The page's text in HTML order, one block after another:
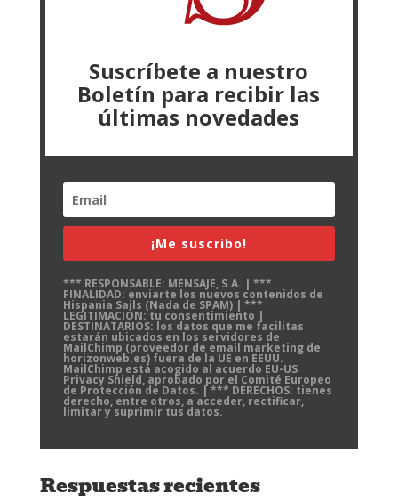
Suscríbete a nuestro
Boletín para recibir las
últimas novedades
¡Me suscribo!
*** RESPONSABLE: MENSAJE, S.A. | ***
FINALIDAD: enviarte los nuevos contenidos de
Hispania Sails (Nada de SPAM) | ***
LEGITIMACIÓN: tu consentimiento |
DESTINATARIOS: los datos que me facilitas
estarán ubicados en los servidores de
MailChimp (proveedor de email marketing de
horizonweb.es) fuera de la UE en EEUU.
MailChimp está acogido al acuerdo EU-US
Privacy Shield, aprobado por el Comité Europeo
de Protección de Datos. | *** DERECHOS: tienes
derecho, entre otros, a acceder, rectificar,
limitar y suprimir tus datos.
Respuestas recientes